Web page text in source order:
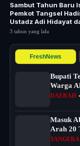
Sambut Tahun Baru
Pemkot Tangsel
Ustadz Adi Hidayat
Tabligh Akbar
3 tahun yang lalu
FreshNews
Bupati
Warga
DAERAH •
Masuk
Arah 20
dan...